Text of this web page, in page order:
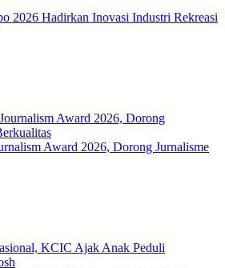
2026 Hadirkan Inovasi Industri Rekreasi
Award 2026, Dorong Jurnalisme